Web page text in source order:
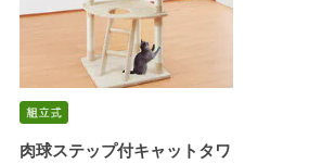
肉球ステップ付キャットタワ